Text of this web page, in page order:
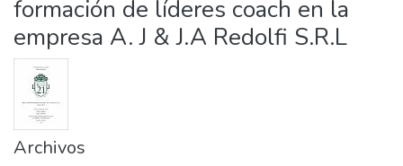
formación de líderes coach en la
empresa A. J & J.A Redolfi S.R.L
Archivos